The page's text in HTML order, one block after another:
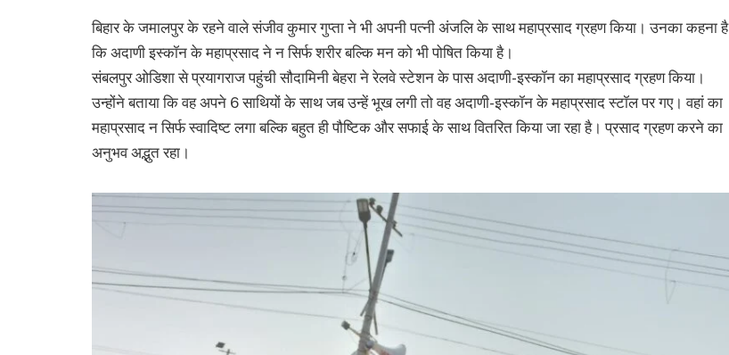
बिहार के जमालपुर के रहने वाले संजीव कुमार गुप्ता ने भी अपनी पत्नी अंजलि के साथ महाप्रसाद ग्रहण किया। उनका कहना है
कि अदाणी इस्कॉन के महाप्रसाद ने न सिर्फ शरीर बल्कि मन को भी पोषित किया है।
संबलपुर ओडिशा से प्रयागराज पहुंची सौदामिनी बेहरा ने रेलवे स्टेशन के पास अदाणी-इस्कॉन का महाप्रसाद ग्रहण किया।
उन्होंने बताया कि वह अपने 6 साथियों के साथ जब उन्हें भूख लगी तो वह अदाणी-इस्कॉन के महाप्रसाद स्टॉल पर गए। वहां का
महाप्रसाद न सिर्फ स्वादिष्ट लगा बल्कि बहुत ही पौष्टिक और सफाई के साथ वितरित किया जा रहा है। प्रसाद ग्रहण करने का
अनुभव अद्भुत रहा।